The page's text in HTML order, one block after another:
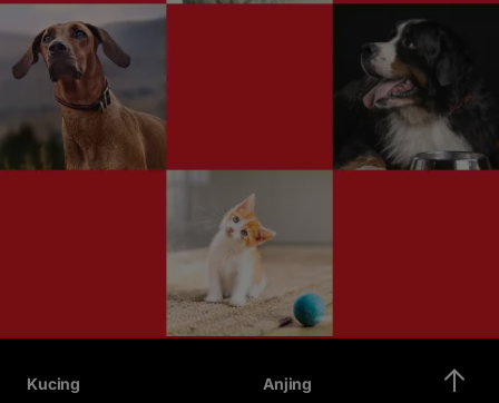
Kucing
Anjing